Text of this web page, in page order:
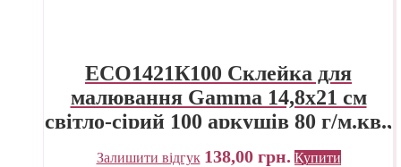
ECO1421К100 Склейка для
малювання Gamma 14,8х21 см
світло-сірий 100 аркушів 80 г/м.кв.,
проклейка
Залишити відгук 138,00 грн. Купити